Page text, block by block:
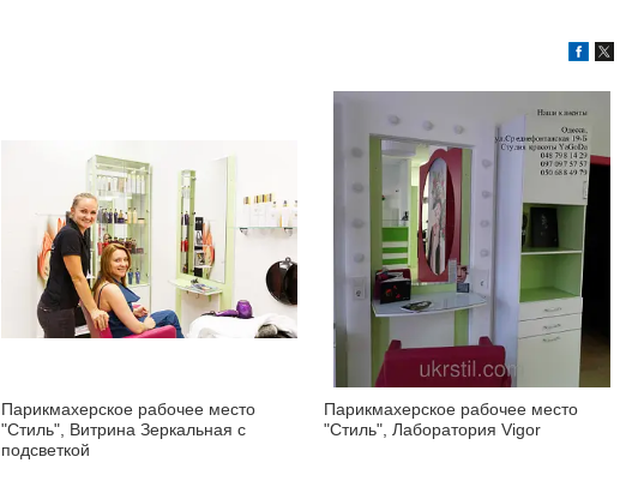
Парикмахерское рабочее место
"Стиль", Витрина Зеркальная с
подсветкой
Парикмахерское рабочее место
"Стиль", Лаборатория Vigor